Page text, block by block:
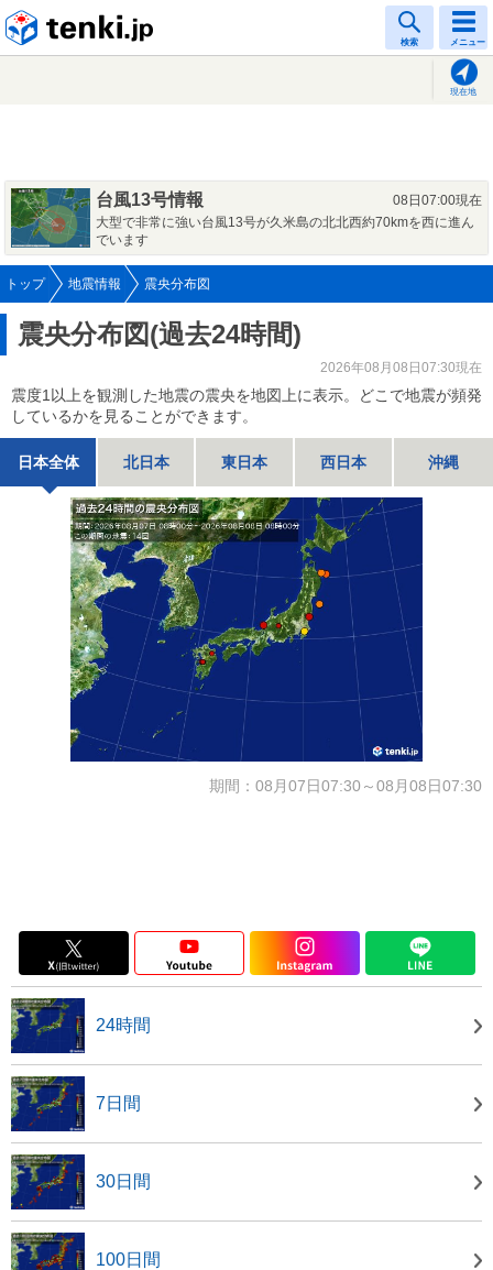
検索 メニュー
現在地
台風13号情報
08日07:00現在
大型で非常に強い台風13号が久米島の北北西約70kmを西に進ん
でいます
トップ 地震情報 震央分布図
震央分布図(過去24時間)
2026年08月08日07:30現在
震度1以上を観測した地震の震央を地図上に表示。どこで地震が頻発
しているかを見ることができます。
日本全体 北日本 東日本 西日本 沖縄
期間：08月07日07:30～08月08日07:30
24時間
7日間
30日間
100日間